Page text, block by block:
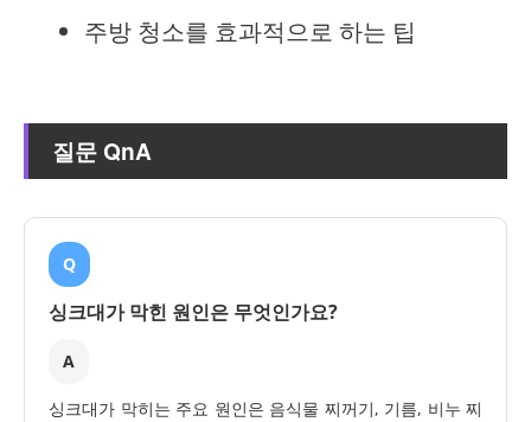
주방 청소를 효과적으로 하는 팁
질문 QnA
Q
싱크대가 막힌 원인은 무엇인가요?
A
싱크대가 막히는 주요 원인은 음식물 찌꺼기, 기름, 비누 찌